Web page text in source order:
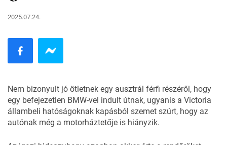
2025.07.24.
Nem bizonyult jó ötletnek egy ausztrál férfi részéről, hogy
egy befejezetlen BMW-vel indult útnak, ugyanis a Victoria
állambeli hatóságoknak kapásból szemet szúrt, hogy az
autónak még a motorháztetője is hiányzik.